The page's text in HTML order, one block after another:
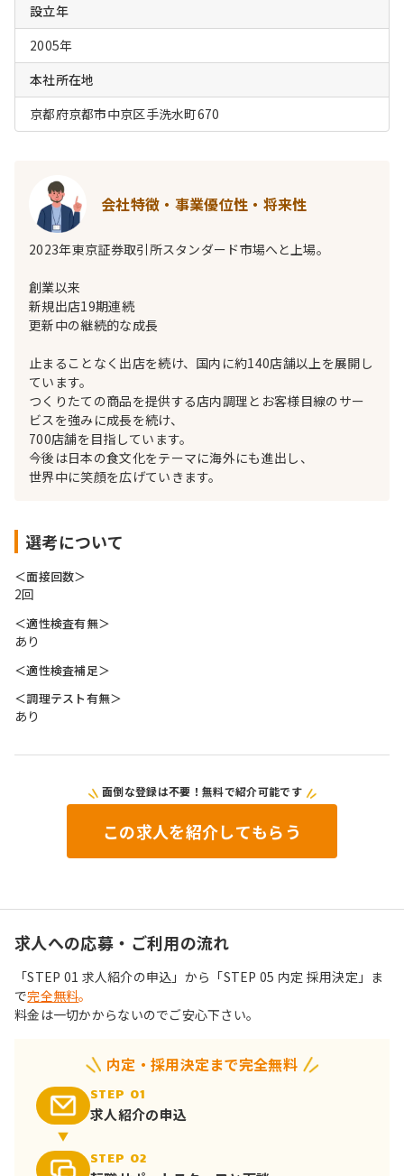
設立年
2005年
本社所在地
京都府京都市中京区手洗水町670
会社特徴・事業優位性・将来性
2023年東京証券取引所スタンダード市場へと上場。
創業以来
新規出店19期連続
更新中の継続的な成長
止まることなく出店を続け、国内に約140店舗以上を展開し
ています。
つくりたての商品を提供する店内調理とお客様目線のサー
ビスを強みに成長を続け、
700店舗を目指しています。
今後は日本の食文化をテーマに海外にも進出し、
世界中に笑顔を広げていきます。
選考について
＜面接回数＞
2回
＜適性検査有無＞
あり
＜適性検査補足＞
＜調理テスト有無＞
あり
面倒な登録は不要！無料で紹介可能です
この求人を紹介してもらう
求人への応募・ご利用の流れ
「STEP 01 求人紹介の申込」から「STEP 05 内定 採用決定」ま
で完全無料。
料金は一切かからないのでご安心下さい。
内定・採用決定まで完全無料
STEP 01
求人紹介の申込
STEP 02